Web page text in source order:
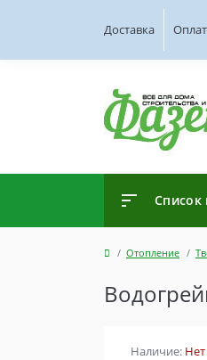
Доставка
Список
Отопление
Наличие: